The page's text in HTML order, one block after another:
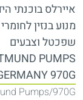
איירלס בוכנתי
מנוע בנזין
שפכטל וצבעים
PUMPS
970G
970G
Pumps